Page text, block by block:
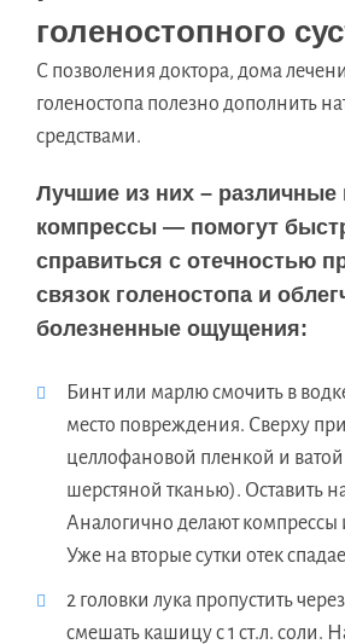
голеностопного
С позволения доктора, дома
голеностопа полезно дополнить
средствами.
Лучшие из них – различные
компрессы — помогут
справиться с отечностью
связок голеностопа и
болезненные ощущения:
Бинт или марлю смочить в
место повреждения. Сверху
целлофановой пленкой и
шерстяной тканью). Оставить
Аналогично делают компрессы
Уже на вторые сутки отек
2 головки лука пропустить
смешать кашицу с 1 ст.л. соли.